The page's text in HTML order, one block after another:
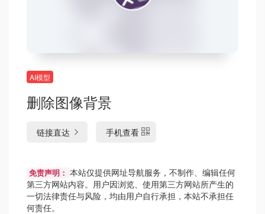
AI模型
删除图像背景
链接直达 手机查看
免责声明： 本站仅提供网址导航服务，不制作、编辑任何
第三方网站内容。用户因浏览、使用第三方网站所产生的
一切法律责任与风险，均由用户自行承担，本站不承担任
何责任。